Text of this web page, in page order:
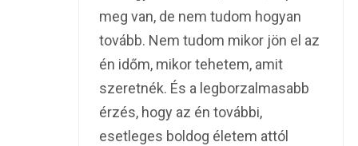
meg van, de nem tudom hogyan
tovább. Nem tudom mikor jön el az
én időm, mikor tehetem, amit
szeretnék. És a legborzalmasabb
érzés, hogy az én további,
esetleges boldog életem attól